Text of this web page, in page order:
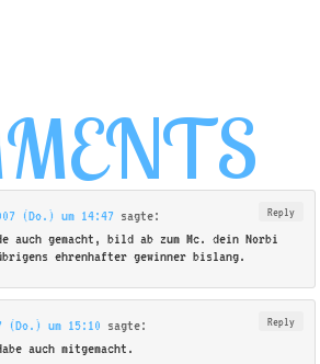
(Do.) um 14:47 sagte: Reply
auch gemacht, bild ab zum Mc. dein Norbi
ehrenhafter gewinner bislang.
(Do.) um 15:10 sagte: Reply
auch mitgemacht.